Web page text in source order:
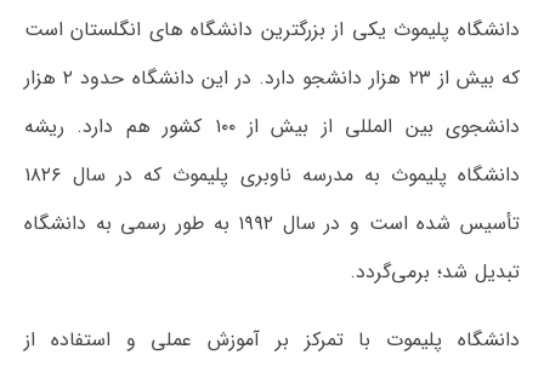
دانشگاه پلیموث یکی از بزرگترین دانشگاه های انگلستان است
که بیش از ۲۳ هزار دانشجو دارد. در این دانشگاه حدود ۲ هزار
دانشجوی بین المللی از بیش از ۱۰۰ کشور هم دارد. ریشه
دانشگاه پلیموث به مدرسه ناوبری پلیموث که در سال ۱۸۲۶
تأسیس شده است و در سال ۱۹۹۲ به طور رسمی به دانشگاه
تبدیل شد؛ برمی‌گردد.
دانشگاه پلیموت با تمرکز بر آموزش عملی و استفاده از